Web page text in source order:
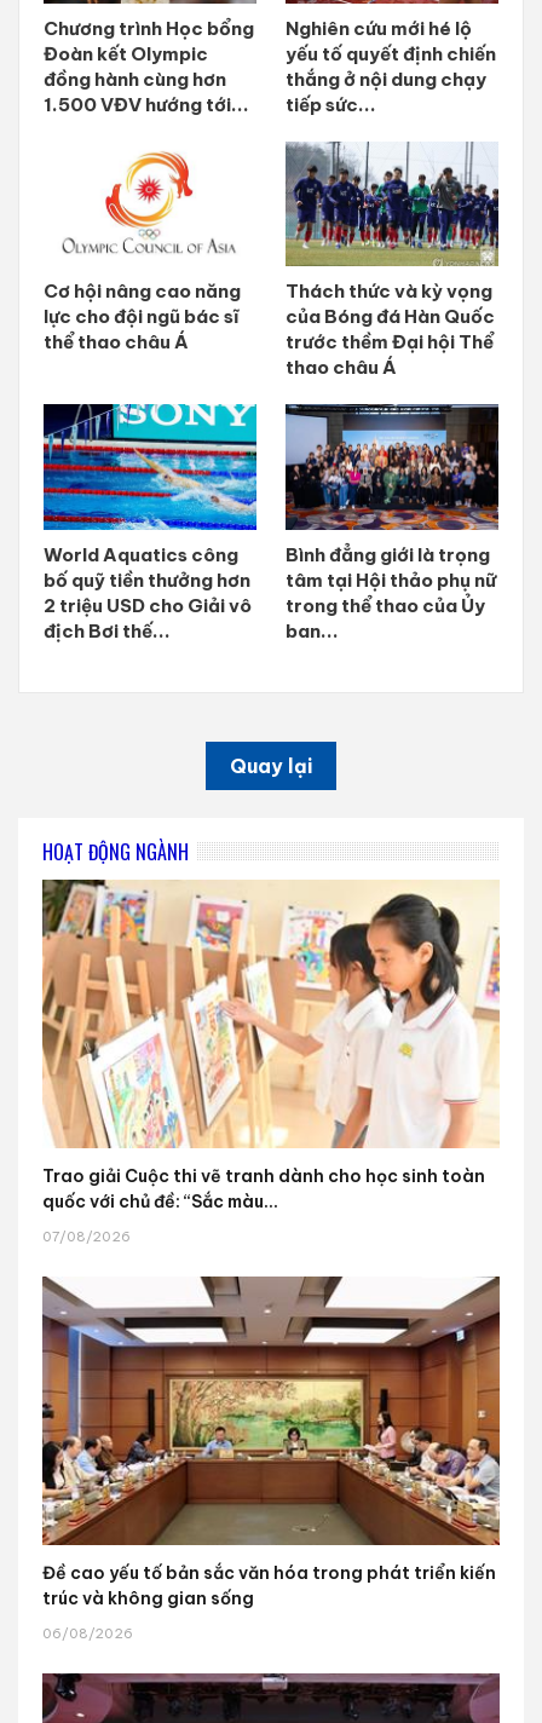
Chương trình Học bổng
Đoàn kết Olympic
đồng hành cùng hơn
1.500 VĐV hướng tới...
Nghiên cứu mới hé lộ
yếu tố quyết định chiến
thắng ở nội dung chạy
tiếp sức...
Cơ hội nâng cao năng
lực cho đội ngũ bác sĩ
thể thao châu Á
Thách thức và kỳ vọng
của Bóng đá Hàn Quốc
trước thềm Đại hội Thể
thao châu Á
World Aquatics công
bố quỹ tiền thưởng hơn
2 triệu USD cho Giải vô
địch Bơi thế...
Bình đẳng giới là trọng
tâm tại Hội thảo phụ nữ
trong thể thao của Ủy
ban...
Quay lại
HOẠT ĐỘNG NGÀNH
Trao giải Cuộc thi vẽ tranh dành cho học sinh toàn
quốc với chủ đề: “Sắc màu...
07/08/2026
Đề cao yếu tố bản sắc văn hóa trong phát triển kiến
trúc và không gian sống
06/08/2026